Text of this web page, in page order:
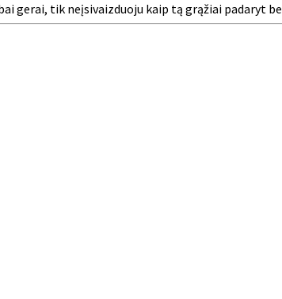
gerai, tik neįsivaizduoju kaip tą grąžiai padaryt